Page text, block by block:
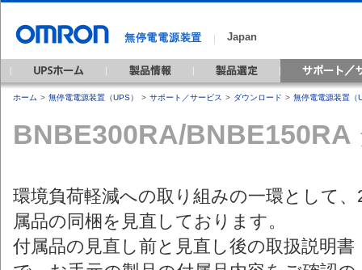
無停電電源装置 ｜ Japan
ホーム > 無停電電源装置（UPS） > サポート／サービス > ダウンロード > 無停電電源装置（
BNBE300RA/BNBE150RA
環境負荷軽減への取り組みの一環として
属品の同梱を見直しております。
付属品の見直し前と見直し後の取扱説明